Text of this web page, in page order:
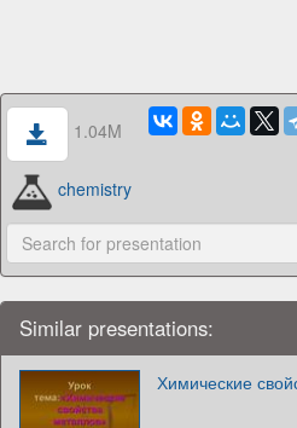
1.04M
chemistry
Similar presentations:
Химические